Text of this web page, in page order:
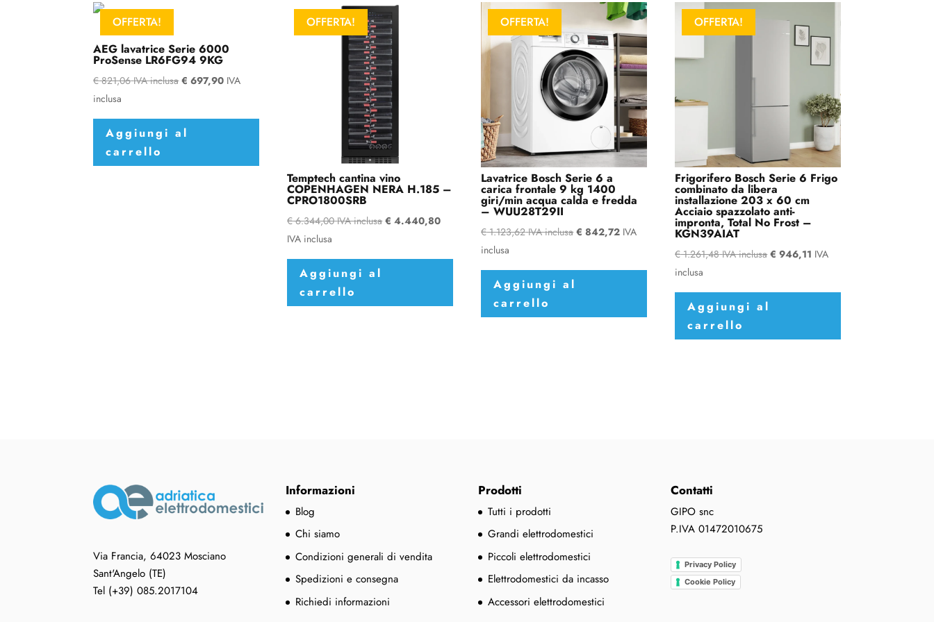
OFFERTA!
AEG lavatrice Serie 6000
ProSense LR6FG94 9KG
€821,06 IVA inclusa € 697,90 IVA
inclusa
Aggiungi al
carrello
OFFERTA!
Temptech cantina vino
COPENHAGEN NERA H.185 –
CPRO1800SRB
€6.344,00 IVA inclusa € 4.440,80
IVA inclusa
Aggiungi al
carrello
OFFERTA!
Lavatrice Bosch Serie 6 a
carica frontale 9 kg 1400
giri/min acqua calda e fredda
– WUU28T29II
€1.123,62 IVA inclusa € 842,72 IVA
inclusa
Aggiungi al
carrello
OFFERTA!
Frigorifero Bosch Serie 6 Frigo
combinato da libera
installazione 203 x 60 cm
Acciaio spazzolato anti-
impronta, Total No Frost –
KGN39AIAT
€1.261,48 IVA inclusa € 946,11 IVA
inclusa
Aggiungi al
carrello
Via Francia, 64023 Mosciano
Sant'Angelo (TE)
Tel (+39) 085.2017104
Informazioni
Blog
Chi siamo
Condizioni generali di vendita
Spedizioni e consegna
Richiedi informazioni
Prodotti
Tutti i prodotti
Grandi elettrodomestici
Piccoli elettrodomestici
Elettrodomestici da incasso
Accessori elettrodomestici
Contatti
GIPO snc
P.IVA 01472010675
Privacy Policy
Cookie Policy